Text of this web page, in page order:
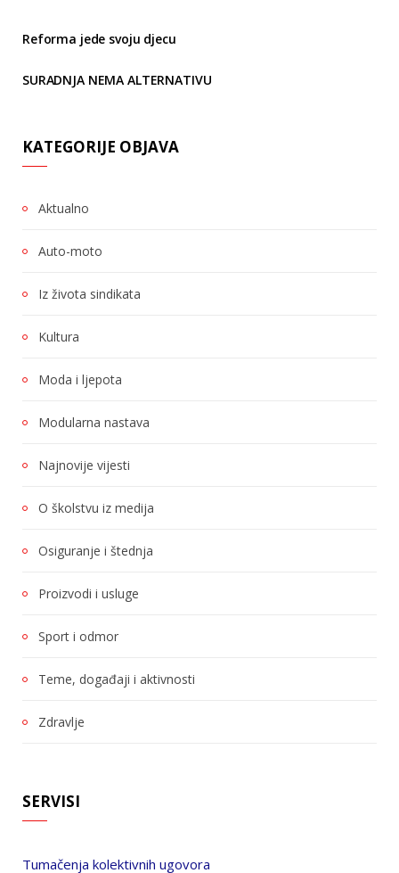
Reforma jede svoju djecu
SURADNJA NEMA ALTERNATIVU
KATEGORIJE OBJAVA
Aktualno
Auto-moto
Iz života sindikata
Kultura
Moda i ljepota
Modularna nastava
Najnovije vijesti
O školstvu iz medija
Osiguranje i štednja
Proizvodi i usluge
Sport i odmor
Teme, događaji i aktivnosti
Zdravlje
SERVISI
Tumačenja kolektivnih ugovora